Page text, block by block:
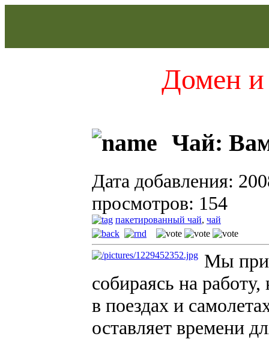
Домен и
Чай:
Дата добавления:
просмотров: 154
пакетированный чай, чай
Мы
собираясь на
в поездах и
оставляет времени